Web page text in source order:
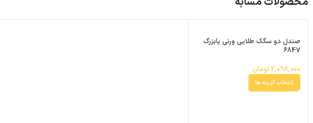
صندل دو سگک طلایی ورنی پابزرگ
6847
2,098,000تومان
انتخاب گزینه ها